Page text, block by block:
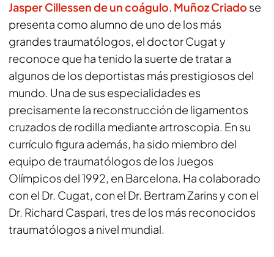
Jasper Cillessende un coágulo. Muñoz Criado se
presenta como alumno de uno de los más
grandes traumatólogos, el doctor Cugat y
reconoce que ha tenido la suerte de tratar a
algunos de los deportistas más prestigiosos del
mundo. Una de sus especialidades es
precisamente la reconstrucción de ligamentos
cruzados de rodilla mediante artroscopia. En su
currículo figura además, ha sido miembro del
equipo de traumatólogos de los Juegos
Olímpicos del 1992, en Barcelona. Ha colaborado
con el Dr. Cugat, con el Dr. Bertram Zarins y con el
Dr. Richard Caspari, tres de los más reconocidos
traumatólogos a nivel mundial.